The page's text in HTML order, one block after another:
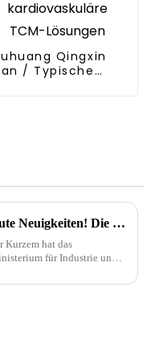
Qingxin
/ Typische
Gute Neuigkeiten! Die Jinming-Tabletten von Hongjitang Pharmaceutical wurden in die Liste „Made in Shandong, Qilu Boutique“ 2024 aufgenommen
Kurzem hat das
für Industrie und
Shandong offiziell die